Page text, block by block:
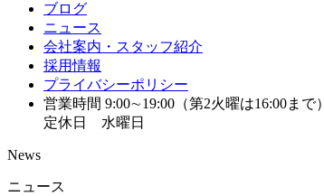
ブログ
ニュース
会社案内・スタッフ紹介
採用情報
プライバシーポリシー
営業時間 9:00∼19:00（第2火曜は16:00まで）
定休日 水曜日
News
ニュース